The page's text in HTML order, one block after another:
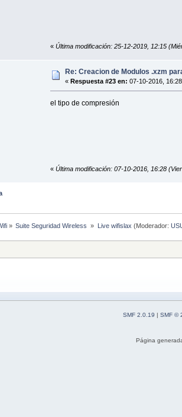
« Última modificación: 25-12-2019, 12:15
Re: Creacion de Modulos .xzm
« Respuesta #23 en: 07-10-2016,
el tipo de compresión
« Última modificación: 07-10-2016, 16:28
» Suite Seguridad Wireless » Live wifislax (Moderador:
SMF 2.0.19 | SMF ©
Página